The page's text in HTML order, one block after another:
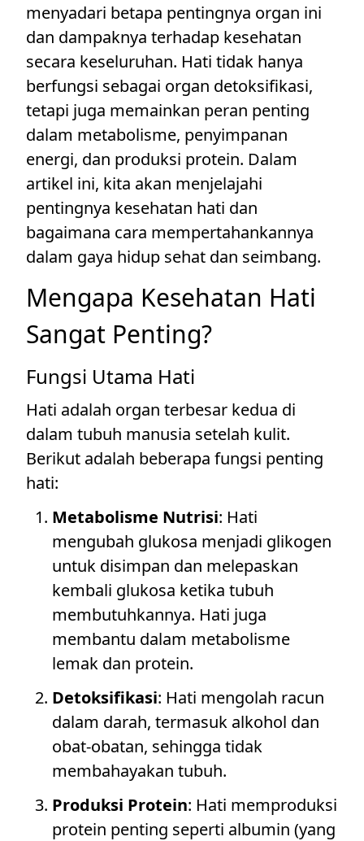
menyadari betapa pentingnya organ ini
dan dampaknya terhadap kesehatan
secara keseluruhan. Hati tidak hanya
berfungsi sebagai organ detoksifikasi,
tetapi juga memainkan peran penting
dalam metabolisme, penyimpanan
energi, dan produksi protein. Dalam
artikel ini, kita akan menjelajahi
pentingnya kesehatan hati dan
bagaimana cara mempertahankannya
dalam gaya hidup sehat dan seimbang.
Mengapa Kesehatan Hati
Sangat Penting?
Fungsi Utama Hati
Hati adalah organ terbesar kedua di
dalam tubuh manusia setelah kulit.
Berikut adalah beberapa fungsi penting
hati:
Metabolisme Nutrisi: Hati
mengubah glukosa menjadi glikogen
untuk disimpan dan melepaskan
kembali glukosa ketika tubuh
membutuhkannya. Hati juga
membantu dalam metabolisme
lemak dan protein.
Detoksifikasi: Hati mengolah racun
dalam darah, termasuk alkohol dan
obat-obatan, sehingga tidak
membahayakan tubuh.
Produksi Protein: Hati memproduksi
protein penting seperti albumin (yang